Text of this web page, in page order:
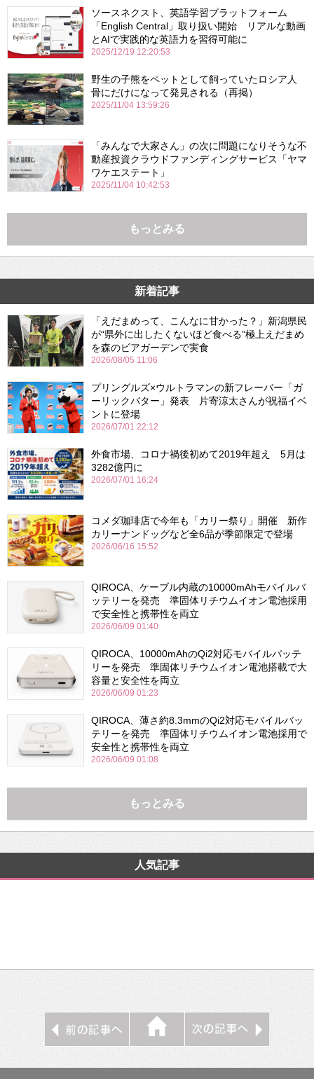
ソースネクスト、英語学習プラットフォーム
「English Central」取り扱い開始 リアルな動画
とAIで実践的な英語力を習得可能に
2025/12/19 12:20:53
野生の子熊をペットとして飼っていたロシア人
骨にだけになって発見される（再掲）
2025/11/04 13:59:26
「みんなで大家さん」の次に問題になりそうな不
動産投資クラウドファンディングサービス「ヤマ
ワケエステート」
2025/11/04 10:42:53
もっとみる
新着記事
「えだまめって、こんなに甘かった？」新潟県民
が“県外に出したくないほど食べる”極上えだまめ
を森のビアガーデンで実食
2026/08/05 11:06
プリングルズ×ウルトラマンの新フレーバー「ガ
ーリックバター」発表 片寄涼太さんが祝福イベ
ントに登場
2026/07/01 22:12
外食市場、コロナ禍後初めて2019年超え 5月は
3282億円に
2026/07/01 16:24
コメダ珈琲店で今年も「カリー祭り」開催 新作
カリーナンドッグなど全6品が季節限定で登場
2026/06/16 15:52
QIROCA、ケーブル内蔵の10000mAhモバイルバ
ッテリーを発売 準固体リチウムイオン電池採用
で安全性と携帯性を両立
2026/06/09 01:40
QIROCA、10000mAhのQi2対応モバイルバッテ
リーを発売 準固体リチウムイオン電池搭載で大
容量と安全性を両立
2026/06/09 01:23
QIROCA、薄さ約8.3mmのQi2対応モバイルバッ
テリーを発売 準固体リチウムイオン電池採用で
安全性と携帯性を両立
2026/06/09 01:08
もっとみる
人気記事